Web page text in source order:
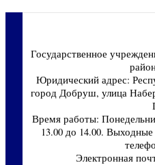
Государственное
Юридический адрес:
город Добруш, улица
Время работы:
13.00 до 14.00.
Электронная